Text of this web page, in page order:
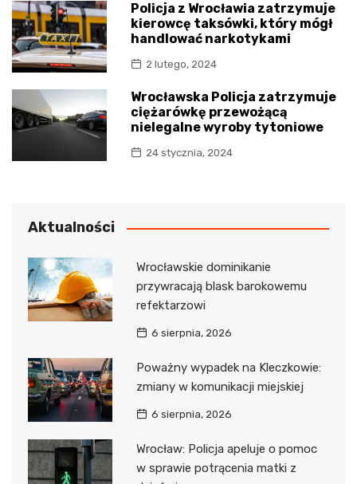
Policja z Wrocławia zatrzymuje
kierowcę taksówki, który mógł
handlować narkotykami
2 lutego, 2024
Wrocławska Policja zatrzymuje
ciężarówkę przewożącą
nielegalne wyroby tytoniowe
24 stycznia, 2024
Aktualności
Wrocławskie dominikanie
przywracają blask barokowemu
refektarzowi
6 sierpnia, 2026
Poważny wypadek na Kleczkowie:
zmiany w komunikacji miejskiej
6 sierpnia, 2026
Wrocław: Policja apeluje o pomoc
w sprawie potrącenia matki z